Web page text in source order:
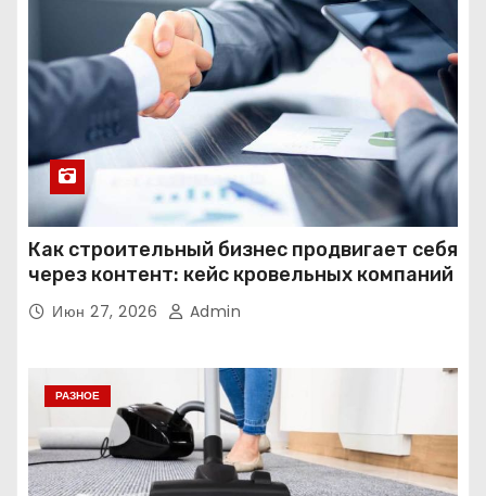
Как строительный бизнес продвигает себя
через контент: кейс кровельных компаний
Июн 27, 2026 Admin
РАЗНОЕ